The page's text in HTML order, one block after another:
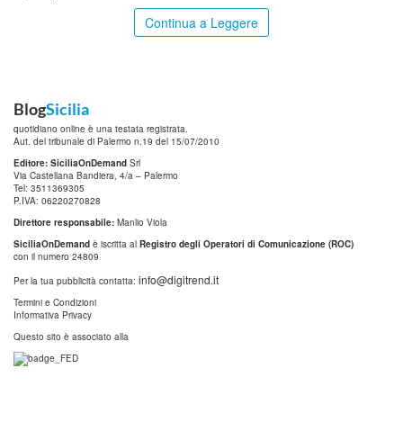
Continua a Leggere
BlogSicilia
quotidiano online è una testata registrata.
Aut. del tribunale di Palermo n.19 del 15/07/2010
Editore: SiciliaOnDemand Srl
Via Castellana Bandiera, 4/a – Palermo
Tel: 3511369305
P.IVA: 06220270828
Direttore responsabile: Manlio Viola
SiciliaOnDemand è iscritta al Registro degli Operatori di Comunicazione (ROC)
con il numero 24809
Per la tua pubblicità contatta: info@digitrend.it
Termini e Condizioni
Informativa Privacy
Questo sito è associato alla